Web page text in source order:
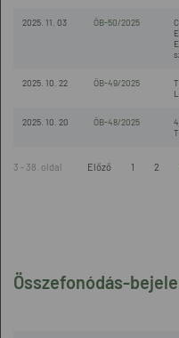
Összefonódás-
2025. 11. 03 ÖB-50/2025
2025. 10. 22 ÖB-49/2025
2025. 10. 20 ÖB-48/2025
3 - 38. oldal Előző 1 2